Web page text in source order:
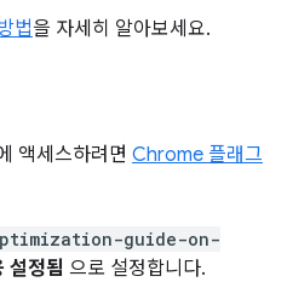
법을 자세히 알아보세요.
액세스하려면 Chrome 플래그
guide-on-
설정됨 으로 설정합니다.